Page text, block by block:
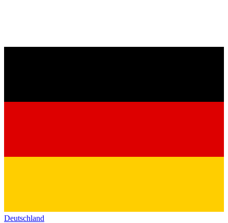
Deutschland